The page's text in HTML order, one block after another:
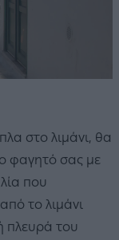
στο λιμάνι, θα
φαγητό σας με
που
το λιμάνι
πλευρά του